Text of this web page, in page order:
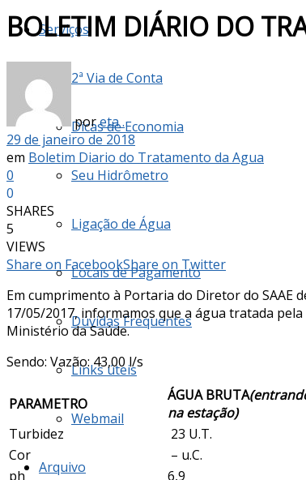
Serviços
2ª Via de Conta
Dicas de Economia
Seu Hidrômetro
Ligação de Água
Locais de Pagamento
Dúvidas Frequentes
Links úteis
Webmail
Arquivo
BOLETIM DIÁRIO DO
poreta .
29 de janeiro de 2018
em Boletim Diario do Tratamento da Agua
0
0
SHARES
5
VIEWS
Share on FacebookShare on Twitter
Em cumprimento à Portaria do Diretor do SAAE
17/05/2017, informamos que a água tratada
Ministério da Saúde.
Sendo: Vazão: 43,00 l/s
PARAMETRO ÁGUA BRUTA
na estação)
Turbidez
23 U.T.
Cor
– u.C.
ph
6,9